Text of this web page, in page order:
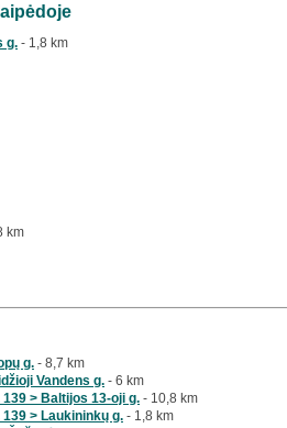
g. - 1,8 km
km
g. - 8,7 km
Vandens g. - 6 km
> Baltijos 13-oji g. - 10,8 km
> Laukininkų g. - 1,8 km